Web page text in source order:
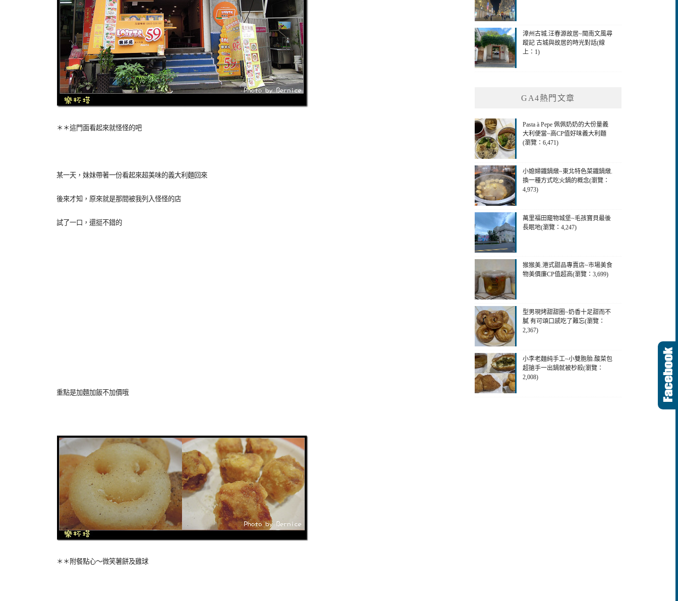
＊＊這門面看起來就怪怪的吧
某一天，妹妹帶著一份看起來超美味的義大利麵回來
後來才知，原來就是那間被我列入怪怪的店
試了一口，還挺不錯的
重點是加麵加飯不加價哦
＊＊附餐點心～微笑薯餅及雞球
漳州古城.汪春源故居~閩南文風尋
蹤記 古城與故居的時光對話(線
上：1)
GA4熱門文章
Pasta à Pepe 佩佩奶奶的大份量義
大利便當~高CP值好味義大利麵
(瀏覽：6,471)
小媳婦鐵鍋燉~東北特色菜鐵鍋燉.
換一種方式吃火鍋的概念(瀏覽：
4,973)
萬里福田竉物城堡~毛孩寶貝最後
長眠地(瀏覽：4,247)
猴猴美.港式甜品專賣店~市場美食
物美價廉CP值超高(瀏覽：3,699)
型男現烤甜甜圈~奶香十足甜而不
膩 有可頌口感吃了難忘(瀏覽：
2,367)
小李老麵純手工~小雙胞胎.酸菜包
超搶手一出鍋就被杪殺(瀏覽：
2,008)